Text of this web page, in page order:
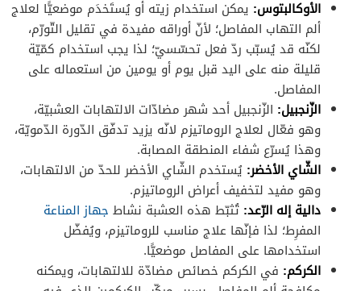
الأوكالبتوس: يمكن استخدام زيته أو يُستَخدَم موضعيًّا لعلاج
ألم التهاب المفاصل؛ لأنّ أوراقه مفيدة في تقليل التّورّم،
لكنّه قد يُسبّب ردّ فعل تحسّسيّ؛ لذا يجب استخدام كمّيّة
قليلة منه على اليد قبل يوم أو يومين من استعماله على
المفاصل.
الزّنجبيل: الزّنجبيل أحد شهر مضادّات الالتهابات العشبيّة،
وهو فعّال لعلاج الروماتيزم لانّه يزيد تدفّق الدّورة الدّمويّة،
وهذا يُسرّع شفاء المنطقة المصابة.
الشّاي الأخضر: يُستخدم الشّاي الأخضر للحدّ من الالتهابات،
وهو مفيد لتخفيف أعراض الروماتيزم.
دالية إله الرّعد: تُثبّط هذه العشبة نشاط جهاز المناعة
المفرِط؛ لذا فإنّها علاج مناسب للروماتيزم، ويُفضّل
استخدامها على المفاصل موضعيًّا.
الكركم: في الكركم خصائص مضادّة للالتهابات، ويمكنه